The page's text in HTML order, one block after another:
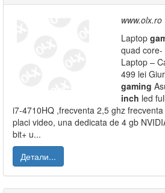
www.olx.ro
Laptop
quad core-
Laptop –
499 lei
gaming
inch led
i7-4710HQ ,frecventa 2,5 ghz
placi video, una dedicata de 4 gb
bit+ u...
Детали...